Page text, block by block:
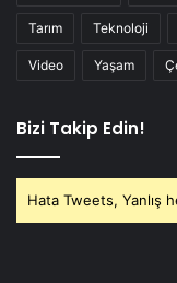
Tarım Teknoloji
Video Yaşam
Bizi Takip Edin!
Hata Tweets, Yanlış